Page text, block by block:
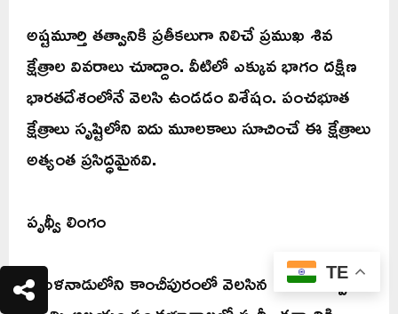
అష్టమూర్తి తత్వానికి ప్రతీకలుగా నిలిచే ప్రముఖ శివ
క్షేత్రాల వివరాలు చూద్దాం. వీటిలో ఎక్కువ భాగం దక్షిణ
భారతదేశంలోనే వెలసి ఉండడం విశేషం. పంచభూత
క్షేత్రాలు సృష్టిలోని ఐదు మూలకాలు సూచించే ఈ క్షేత్రాలు
అత్యంత ప్రసిద్ధమైనవి.
పృథ్వీ లింగం
తమిళనాడులోని కాంచీపురంలో వెలసిన ఏకాంబరేశ్వర
TE